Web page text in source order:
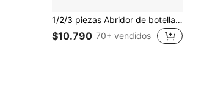
1/2/3 piezas Abridor de botellas de cerveza magnético, con forma de jarra, de acero inoxidable, adecuado para bar, refrigerador, accesorios de cocina, jarra de cerveza con tapa abrebotellas, compañero de cerveza divertido - Abrebotellas magnético colgante de acrílico con imán para refrigerador, regalo decorativo único de cumpleaños, regalo divertido y decoración del hogar, ideal para amantes de la cerveza, bar en casa, fiesta y regalo, imanes de nevera
$10.790 70+ vendidos